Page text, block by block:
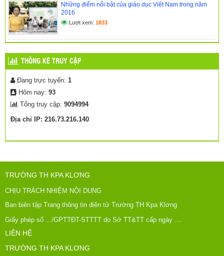
Những điểm nổi bật của giáo dục Việt Nam trong năm
2016
Lượt xem: 1833
THỐNG KÊ TRUY CẬP
Đang trực tuyến: 1
Hôm nay: 93
Tổng truy cập: 9094994
Địa chỉ IP: 216.73.216.140
TRƯỜNG TH KPA KLƠNG
CHỊU TRÁCH NHIỆM NỘI DUNG
Ban biên tập Trang thông tin điện tử Trường TH Kpa Klơng
Giấy phép số .../GPTTĐT-STTTT do Sở TT&TT cấp ngày ....
LIÊN HỆ
TRƯỜNG TH KPA KLƠNG